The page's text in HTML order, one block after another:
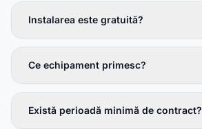
Instalarea este gratuită?
Ce echipament primesc?
Există perioadă minimă de contract?